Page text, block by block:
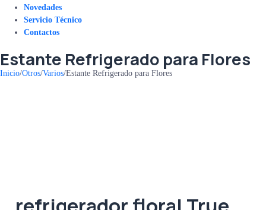
Novedades
Servicio Técnico
Contactos
Estante Refrigerado para Flores
Inicio/Otros/Varios/Estante Refrigerado para Flores